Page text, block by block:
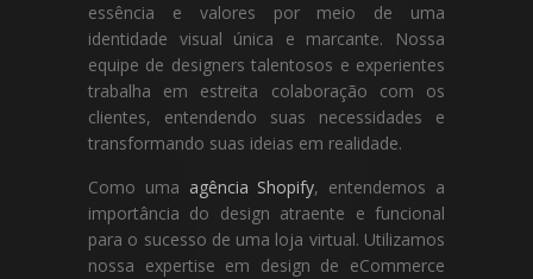
essência e valores por meio de uma
identidade visual única e marcante. Nossa
equipe de designers talentosos e experientes
trabalha em estreita colaboração com os
clientes, entendendo suas necessidades e
transformando suas ideias em realidade.
Como uma agência Shopify, entendemos a
importância do design atraente e funcional
para o sucesso de uma loja virtual. Utilizamos
nossa expertise em design de eCommerce